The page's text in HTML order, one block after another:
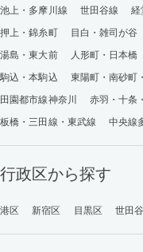
池上・多摩川線
世田谷線 経
押上・錦糸町
目白・雑司が谷
湯島・東大前
人形町・日本橋
駒込・本駒込
東陽町・南砂町
田園都市線神奈川
赤羽・十条
板橋・三田線・東武線
中央線
行政区から探す
港区 新宿区 目黒区 世田